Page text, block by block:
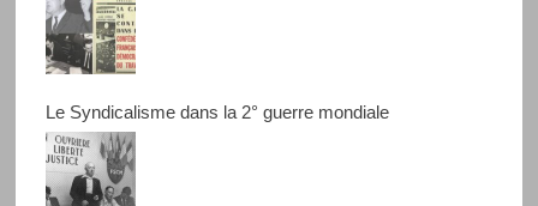
Le Syndicalisme dans la 2° guerre mondiale